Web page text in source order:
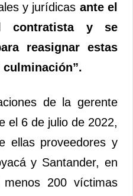
y jurídicas ante el
contratista y se
reasignar estas
de la gerente
el 6 de julio de 2022,
ellas proveedores y
y Santander, en
200 víctimas